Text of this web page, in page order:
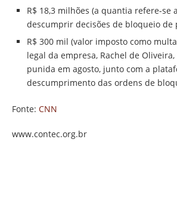
R$ 18,3 milhões (a quantia refere-se
descumprir decisões de bloqueio de
R$ 300 mil (valor imposto como
legal da empresa, Rachel de
punida em agosto, junto com a
descumprimento das ordens de
Fonte: CNN
www.contec.org.br